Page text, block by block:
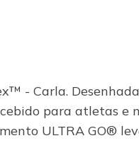
- Carla.
para atletas e
ULTRA GO®